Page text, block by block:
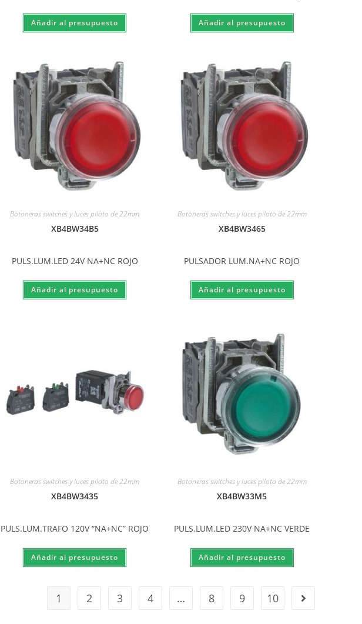
Botoneras switches y luces piloto de 22mm
XB4BW34B5
PULS.LUM.LED 24V NA+NC ROJO
Botoneras switches y luces piloto de 22mm
XB4BW3465
PULSADOR LUM.NA+NC ROJO
Botoneras switches y luces piloto de 22mm
XB4BW3435
PULS.LUM.TRAFO 120V “NA+NC” ROJO
Botoneras switches y luces piloto de 22mm
XB4BW33M5
PULS.LUM.LED 230V NA+NC VERDE
1 2 3 4 … 8 9 10